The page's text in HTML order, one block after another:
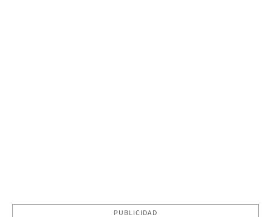
PUBLICIDAD